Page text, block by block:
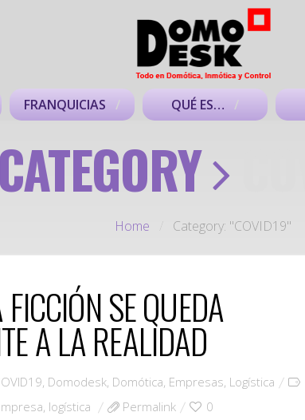
FRANQUICIAS QUÉ ES…
CATEGORY
Home Category: "COVID19"
SE QUEDA
A LA REALIDAD
, Domodesk, Domótica, Empresas, Logística
, logística Permalink 0